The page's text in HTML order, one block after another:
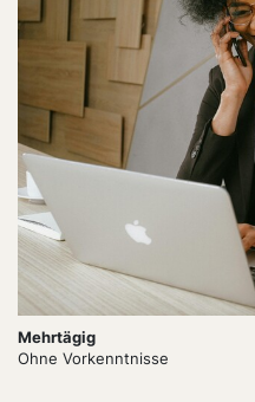
Dauer:
Mehrtägig
Level
Ohne Vorkenntnisse